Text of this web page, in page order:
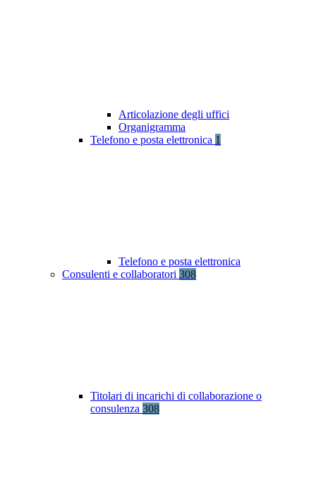
Articolazione degli uffici
Organigramma
Telefono e posta elettronica 1
Telefono e posta elettronica
Consulenti e collaboratori 308
Titolari di incarichi di collaborazione o
consulenza 308